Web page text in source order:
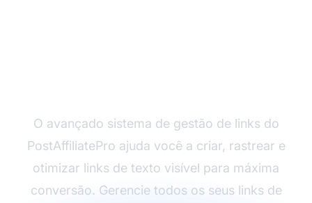
O avançado sistema de gestão de links do
PostAffiliatePro ajuda você a criar, rastrear e
otimizar links de texto visível para máxima
conversão. Gerencie todos os seus links de